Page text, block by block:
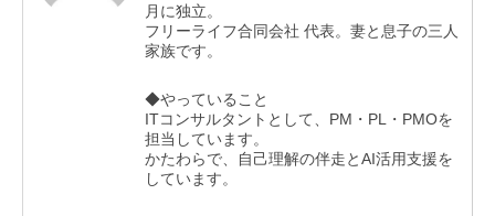
月に独立。
フリーライフ合同会社 代表。妻と息子の三人
家族です。
◆やっていること
ITコンサルタントとして、PM・PL・PMOを
担当しています。
かたわらで、自己理解の伴走とAI活用支援を
しています。